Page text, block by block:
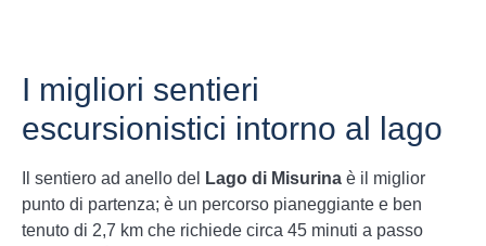
I migliori sentieri
escursionistici intorno al lago
Il sentiero ad anello del Lago di Misurina è il miglior
punto di partenza; è un percorso pianeggiante e ben
tenuto di 2,7 km che richiede circa 45 minuti a passo